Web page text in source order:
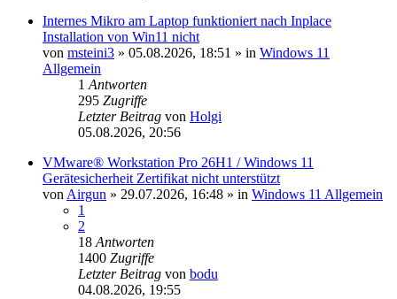
Internes Mikro am Laptop funktioniert nach Inplace
Installation von Win11 nicht
von msteini3 » 05.08.2026, 18:51 » in Windows 11
Allgemein
1Antworten
295 Zugriffe
Letzter Beitrag von Holgi
05.08.2026, 20:56
VMware® Workstation Pro 26H1 / Windows 11
Gerätesicherheit Zertifikat nicht unterstützt
vonAirgun » 29.07.2026, 16:48 » in Windows 11 Allgemein
1
2
18Antworten
1400 Zugriffe
Letzter Beitrag von bodu
04.08.2026, 19:55